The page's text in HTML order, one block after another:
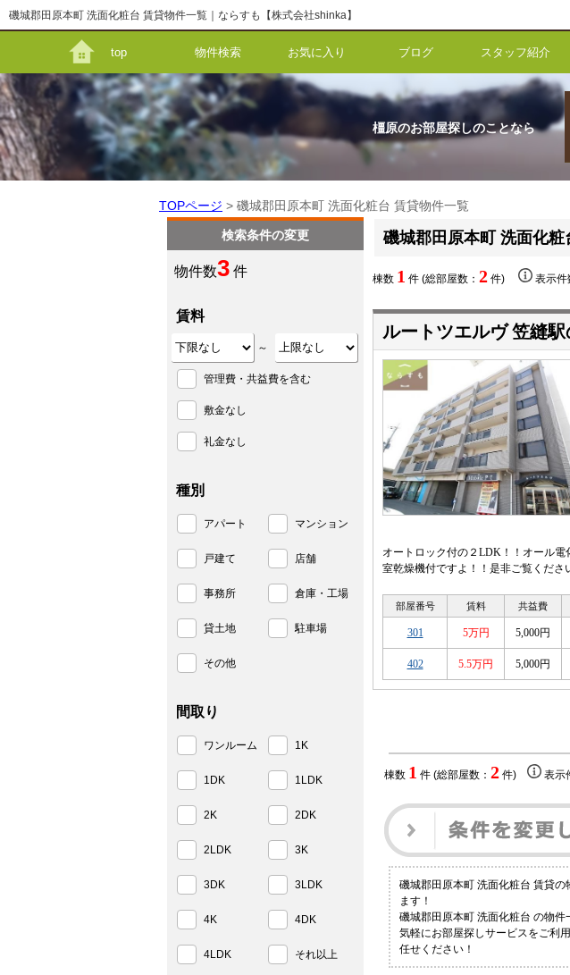
磯城郡田原本町 洗面化粧台 賃貸物件一覧｜ならすも【株式会社shinka】
top 物件検索 お気に入り ブログ スタッフ紹介
橿原のお部屋探しのことなら
TOPページ > 磯城郡田原本町 洗面化粧台 賃貸物件一覧
磯城郡田原本町 洗面化
棟数 1 件 (総部屋数： 2 件) 表示
ルートツエルヴ 笠縫
オートロック付の２LDK！！オール
室乾燥機付ですよ！！是非ご覧くださ
部屋番号 賃料 共益費
301 5万円 5,000円
402 5.5万円 5,000円
棟数 1 件 (総部屋数： 2件) 表示
磯城郡田原本町 洗面化粧台 賃貸
ます！
磯城郡田原本町 洗面化粧台 の物
気軽にお部屋探しサービスをご利
任せください！
検索条件の変更
物件数3 件
賃料
～
管理費・共益費を含む
敷金なし
礼金なし
種別
アパート マンション
戸建て 店舗
事務所 倉庫・工場
貸土地 駐車場
その他
間取り
ワンルーム 1K
1DK 1LDK
2K 2DK
2LDK 3K
3DK 3LDK
4K 4DK
4LDK それ以上